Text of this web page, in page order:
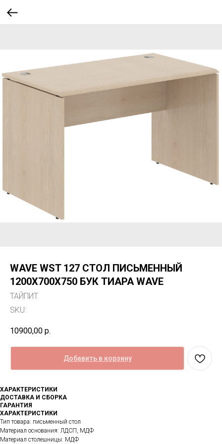
WAVE WST 127 CТОЛ ПИСЬМЕННЫЙ
1200Х700Х750 БУК ТИАРА WAVE
ТАЙПИТ
SKU:
10900,00 р.
Добавить в корзину
ХАРАКТЕРИСТИКИ
ДОСТАВКА И СБОРКА
ГАРАНТИЯ
ХАРАКТЕРИСТИКИ
Тип товара: письменный стол
Материал основания: ЛДСП, МДФ
Материал столешницы: МДФ